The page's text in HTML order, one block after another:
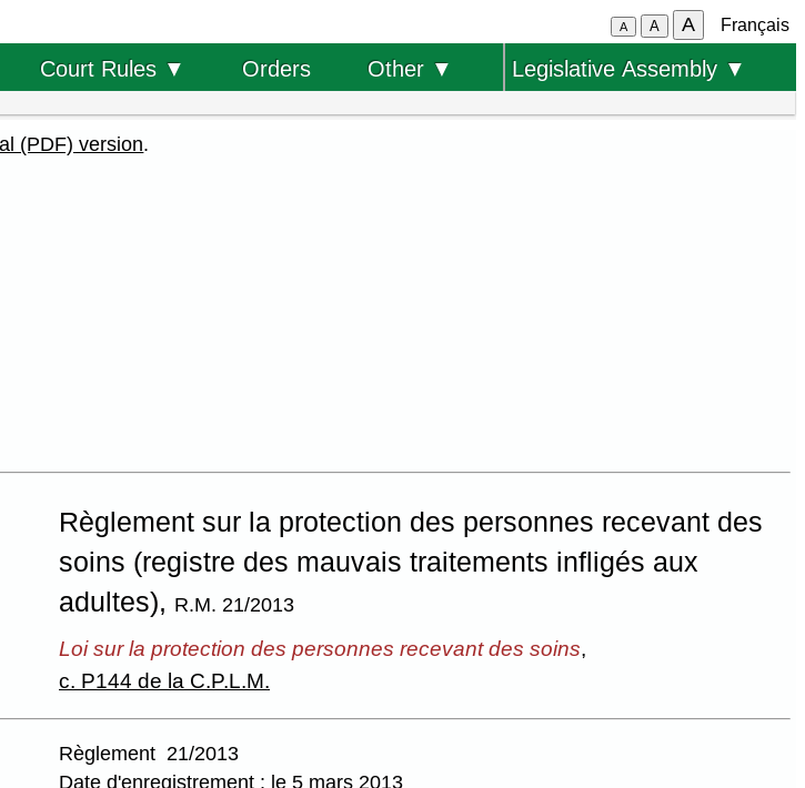
A A A Français
Court Rules ▼ Orders Other ▼ Legislative Assembly ▼
(PDF) version.
Règlement sur la protection des personnes recevant des
soins (registre des mauvais traitements infligés aux
adultes), R.M. 21/2013
Loi sur la protection des personnes recevant des soins,
c. P144 de la C.P.L.M.
Règlement 21/2013
Date d'enregistrement : le 5 mars 2013